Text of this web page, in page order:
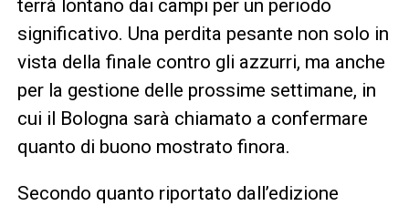
terrà lontano dai campi per un periodo
significativo. Una perdita pesante non solo in
vista della finale contro gli azzurri, ma anche
per la gestione delle prossime settimane, in
cui il Bologna sarà chiamato a confermare
quanto di buono mostrato finora.
Secondo quanto riportato dall’edizione